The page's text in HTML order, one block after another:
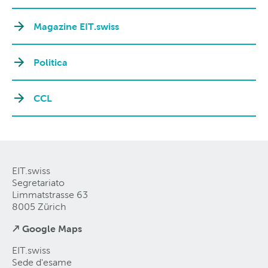
Magazine EIT.swiss
Politica
CCL
EIT.swiss
Segretariato
Limmatstrasse 63
8005 Zürich
↗ Google Maps
EIT.swiss
Sede d'esame